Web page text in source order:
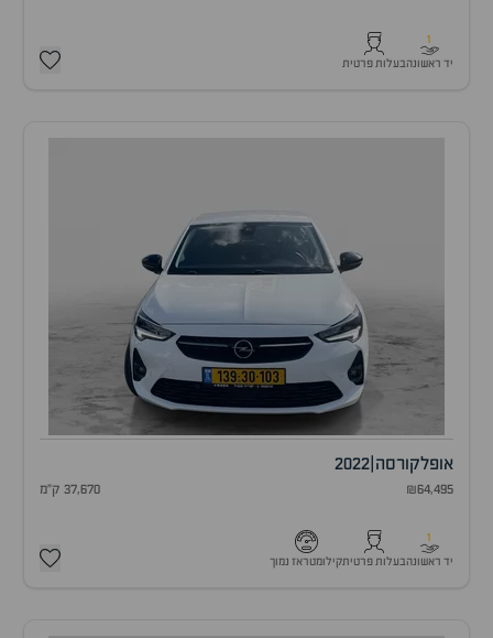
1
יד ראשונהבעלות פרטית
אופלקורסה 2022
₪64,495 37,670 ק"מ
1
יד ראשונהבעלות פרטיתקילומטראז נמוך